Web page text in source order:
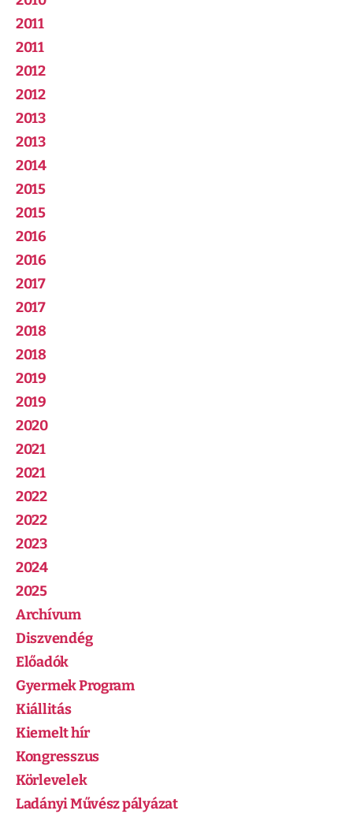
2011
2011
2012
2012
2013
2013
2014
2015
2015
2016
2016
2017
2017
2018
2018
2019
2019
2020
2021
2021
2022
2022
2023
2024
2025
Archívum
Diszvendég
Előadók
Gyermek Program
Kiállitás
Kiemelt hír
Kongresszus
Körlevelek
Ladányi Művész pályázat